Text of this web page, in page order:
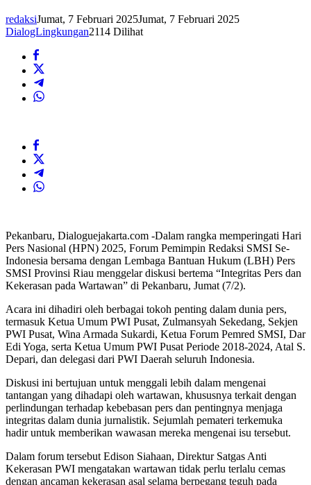
redaksiJumat, 7 Februari 2025Jumat, 7 Februari 2025
DialogLingkungan2114 Dilihat
Pekanbaru, Dialoguejakarta.com -Dalam rangka memperingati Hari
Pers Nasional (HPN) 2025, Forum Pemimpin Redaksi SMSI Se-
Indonesia bersama dengan Lembaga Bantuan Hukum (LBH) Pers
SMSI Provinsi Riau menggelar diskusi bertema “Integritas Pers dan
Kekerasan pada Wartawan” di Pekanbaru, Jumat (7/2).
Acara ini dihadiri oleh berbagai tokoh penting dalam dunia pers,
termasuk Ketua Umum PWI Pusat, Zulmansyah Sekedang, Sekjen
PWI Pusat, Wina Armada Sukardi, Ketua Forum Pemred SMSI, Dar
Edi Yoga, serta Ketua Umum PWI Pusat Periode 2018-2024, Atal S.
Depari, dan delegasi dari PWI Daerah seluruh Indonesia.
Diskusi ini bertujuan untuk menggali lebih dalam mengenai
tantangan yang dihadapi oleh wartawan, khususnya terkait dengan
perlindungan terhadap kebebasan pers dan pentingnya menjaga
integritas dalam dunia jurnalistik. Sejumlah pemateri terkemuka
hadir untuk memberikan wawasan mereka mengenai isu tersebut.
Dalam forum tersebut Edison Siahaan, Direktur Satgas Anti
Kekerasan PWI mengatakan wartawan tidak perlu terlalu cemas
dengan ancaman kekerasan asal selama berpegang teguh pada